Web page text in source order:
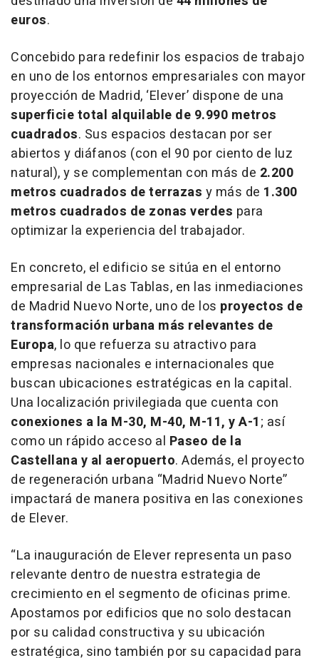
euros.
Concebido para redefinir los espacios de trabajo
en uno de los entornos empresariales con mayor
proyección de Madrid, ‘Elever’ dispone de una
superficie total alquilable de 9.990 metros
cuadrados. Sus espacios destacan por ser
abiertos y diáfanos (con el 90 por ciento de luz
natural), y se complementan con más de 2.200
metros cuadrados de terrazas y más de 1.300
metros cuadrados de zonas verdes para
optimizar la experiencia del trabajador.
En concreto, el edificio se sitúa en el entorno
empresarial de Las Tablas, en las inmediaciones
de Madrid Nuevo Norte, uno de los proyectos de
transformación urbana más relevantes de
Europa, lo que refuerza su atractivo para
empresas nacionales e internacionales que
buscan ubicaciones estratégicas en la capital.
Una localización privilegiada que cuenta con
conexiones a la M-30, M-40, M-11, y A-1; así
como un rápido acceso al Paseo de la
Castellana y al aeropuerto. Además, el proyecto
de regeneración urbana “Madrid Nuevo Norte”
impactará de manera positiva en las conexiones
de Elever.
“La inauguración de Elever representa un paso
relevante dentro de nuestra estrategia de
crecimiento en el segmento de oficinas prime.
Apostamos por edificios que no solo destacan
por su calidad constructiva y su ubicación
estratégica, sino también por su capacidad para